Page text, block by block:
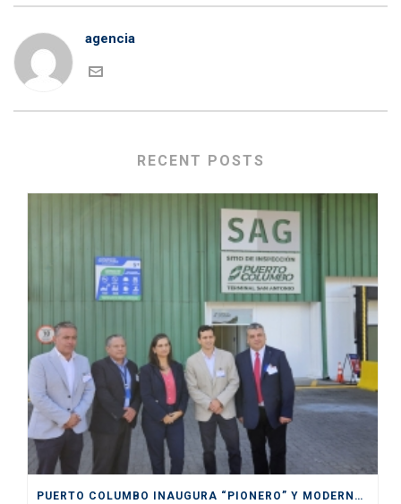
agencia
RECENT POSTS
PUERTO COLUMBO INAUGURA “PIONERO” Y MODERNO SITIO DE INSPECCIÓN SAG EN SAN ANTONIO